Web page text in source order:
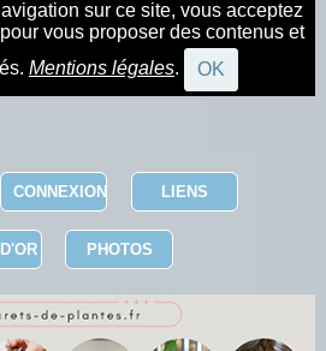
sur ce site, vous acceptez
vous proposer des contenus et
Mentions légales. OK
CONNEXION LIENS
PHOTOS